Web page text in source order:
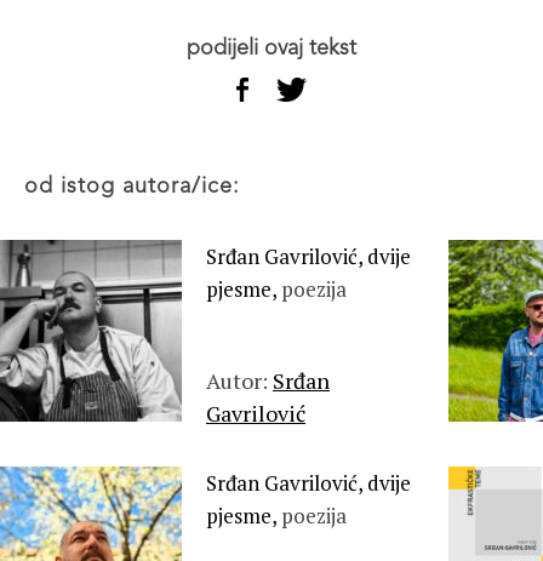
podijeli ovaj tekst
od istog autora/ice:
Srđan Gavrilović, dvije
pjesme, poezija
Autor: Srđan
Gavrilović
Srđan Gavrilović, dvije
pjesme, poezija